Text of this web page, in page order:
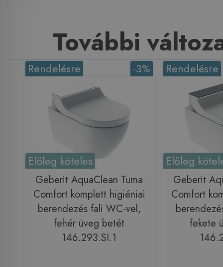
További
-3%
Rendelésre
Előleg köteles
Geberit AquaClean Tuma
Comfort komplett higiéniai
berendezés fali WC-vel,
fehér üveg betét
146.293.SI.1
Rendelésre
Előleg
Geberit
Comfort
fekete